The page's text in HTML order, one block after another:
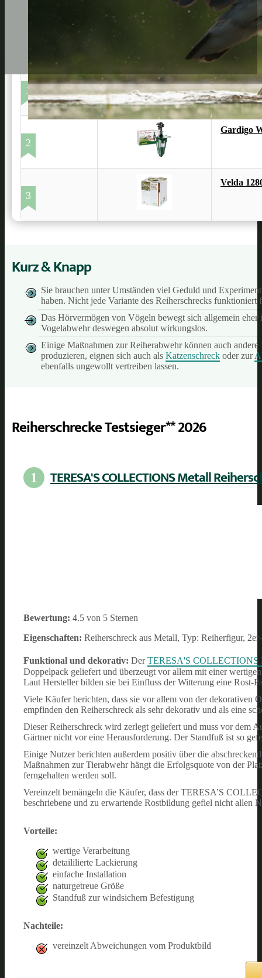
1
2
Gardigo
3
Velda
Kurz & Knapp
Sie brauchen unter Umständen viel Geduld und
haben. Nicht jede Variante des Reiherschrecks funktioniert
Das Hörvermögen von Vögeln bewegt sich allgemein
Vogelabwehr deswegen absolut wirkungslos.
Einige Maßnahmen zur Reiherabwehr können auch
produzieren, eignen sich auch als Katzenschreck oder zur
ebenfalls ungewollt vertreiben lassen.
Reiherschrecke Testsieger** 2026
1 TERESA'S COLLECTIONS Metall
Bewertung: 4.5 von 5 Sternen
Eigenschaften: Reiherschreck aus Metall, Typ: Reiherfigur,
Funktional und dekorativ: DerTERESA'S COLLECTIONS
Doppelpack geliefert und überzeugt vor allem mit einer
Laut Hersteller bilden sie bei Einfluss der Witterung eine Rost-
Viele Käufer berichten, dass sie vor allem von der
empfinden den Reiherschreck als sehr dekorativ und als eine
Dieser Reiherschreck wird zerlegt geliefert und muss vor dem
Gärtner nicht vor eine Herausforderung. Der Standfuß ist so
Einige Nutzer berichten außerdem positiv über die
Maßnahmen zur Tierabwehr hängt die Erfolgsquote von der
ferngehalten werden soll.
Vereinzelt bemängeln die Käufer, dass der TERESA’S
beschriebene und zu erwartende Rostbildung gefiel nicht allen
Vorteile:
wertige Verarbeitung
detaililierte Lackierung
einfache Installation
naturgetreue Größe
Standfuß zur windsichern Befestigung
Nachteile:
vereinzelt Abweichungen vom Produktbild